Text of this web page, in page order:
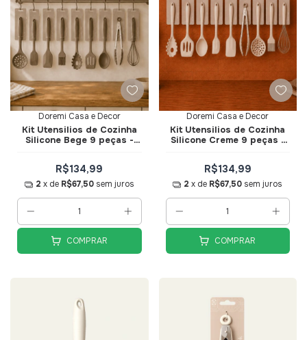
Doremi Casa e Decor
Kit Utensilios de Cozinha
Silicone Bege 9 peças -
R$134,99
2 x de R$67,50 sem juros
COMPRAR
Doremi Casa e Decor
Kit Utensilios de Cozinha
Silicone Creme 9 peças -
R$134,99
2 x de R$67,50 sem juros
COMPRAR